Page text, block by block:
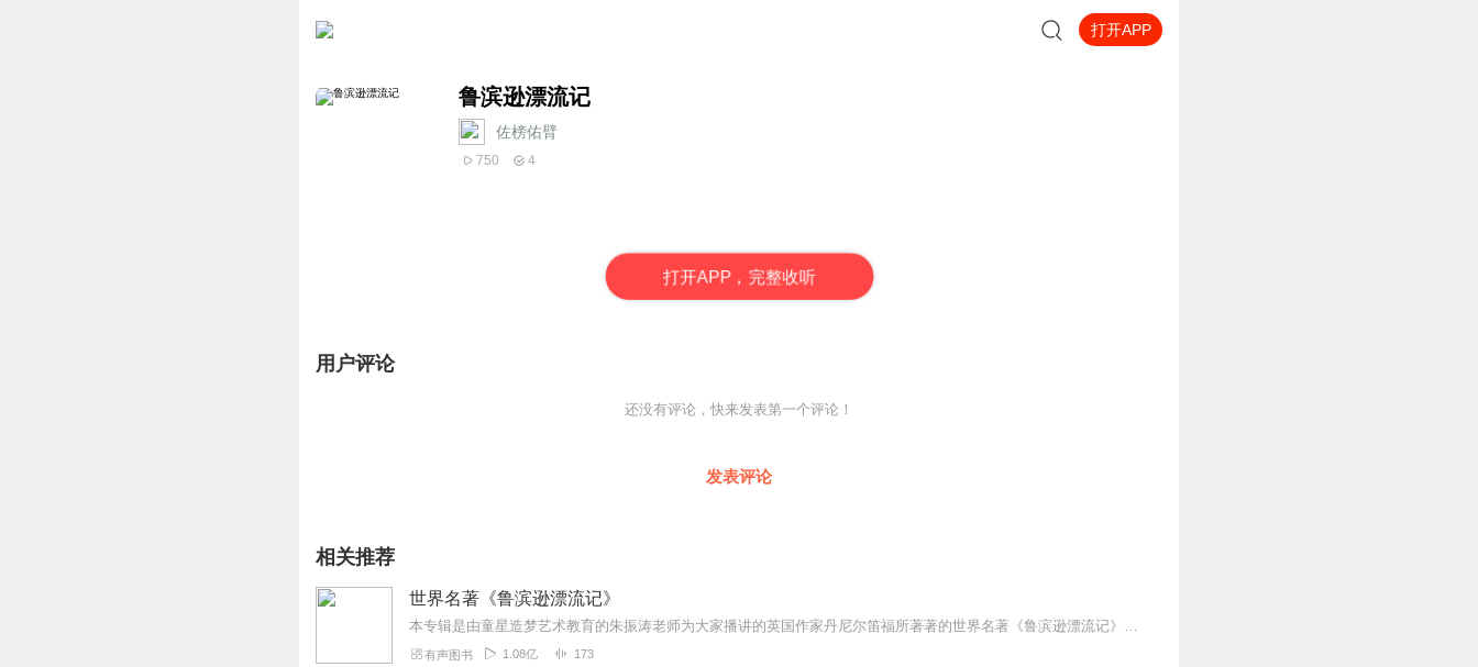
打开APP
鲁滨逊漂流记
佐榜佑臂
750 4
打开APP，完整收听
用户评论
还没有评论，快来发表第一个评论！
发表评论
相关推荐
世界名著《鲁滨逊漂流记》
本专辑是由童星造梦艺术教育的朱振涛老师为大家播讲的英国作家丹尼尔笛福所著著的世界名著《鲁滨逊漂流记》！该有声小说用接近生活化的语言更接地气的还原小说中的故事。能...
有声图书 1.08亿 173